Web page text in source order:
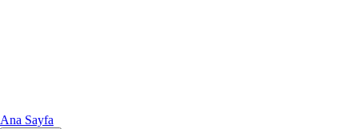
Ana Sayfa